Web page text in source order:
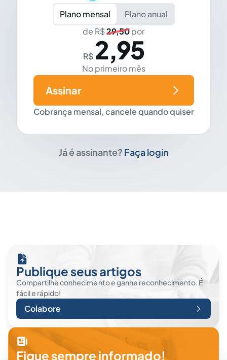
Plano mensal
Plano anual
de R$29,50por
R$ 2,95
No primeiro mês
Cobrança mensal, cancele quando quiser
Assinar
Já é assinante? Faça login
Publique seus artigos
Compartilhe conhecimento e ganhe reconhecimento. É
fácil e rápido!
Colabore
Fique sempre informado!